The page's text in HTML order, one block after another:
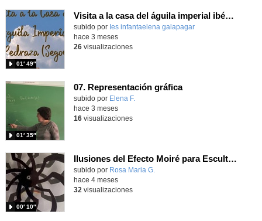
Visita a la casa del águila imperial ibérica
subido por Ies infantaelena galapagar
01′ 49″
-
hace 3 meses
26visualizaciones
07. Representación gráfica
Contenido educativo.
subido por Elena F.
01′ 35″
hace 3 meses
16visualizaciones
Ilusiones del Efecto Moiré para Esculturas Cinéticas
Contenido educativo.
subido por Rosa Maria G.
00′ 10″
hace 4 meses
32 visualizaciones